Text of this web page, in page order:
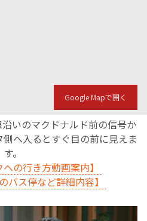
Google Mapで開く
いのマクドナルド前の信号か
へ入るとすぐ目の前に見えま
す。
への行き方動画案内】
バス停など詳細内容】